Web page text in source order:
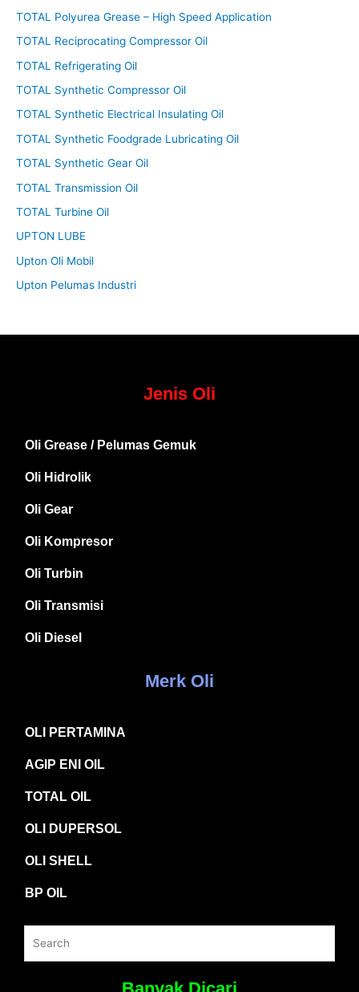
TOTAL Polyurea Grease – High Speed Application
TOTAL Reciprocating Compressor Oil
TOTAL Refrigerating Oil
TOTAL Synthetic Compressor Oil
TOTAL Synthetic Electrical Insulating Oil
TOTAL Synthetic Foodgrade Lubricating Oil
TOTAL Synthetic Gear Oil
TOTAL Transmission Oil
TOTAL Turbine Oil
UPTON LUBE
Upton Oli Mobil
Upton Pelumas Industri
Jenis Oli
Oli Grease / Pelumas Gemuk
Oli Hidrolik
Oli Gear
Oli Kompresor
Oli Turbin
Oli Transmisi
Oli Diesel
Merk Oli
OLI PERTAMINA
AGIP ENI OIL
TOTAL OIL
OLI DUPERSOL
OLI SHELL
BP OIL